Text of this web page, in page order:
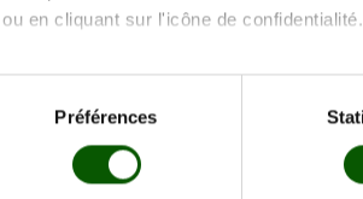
en cliquant sur l'icône de confidentialité.
également :
sur votre localisation géographique qui
Préférences